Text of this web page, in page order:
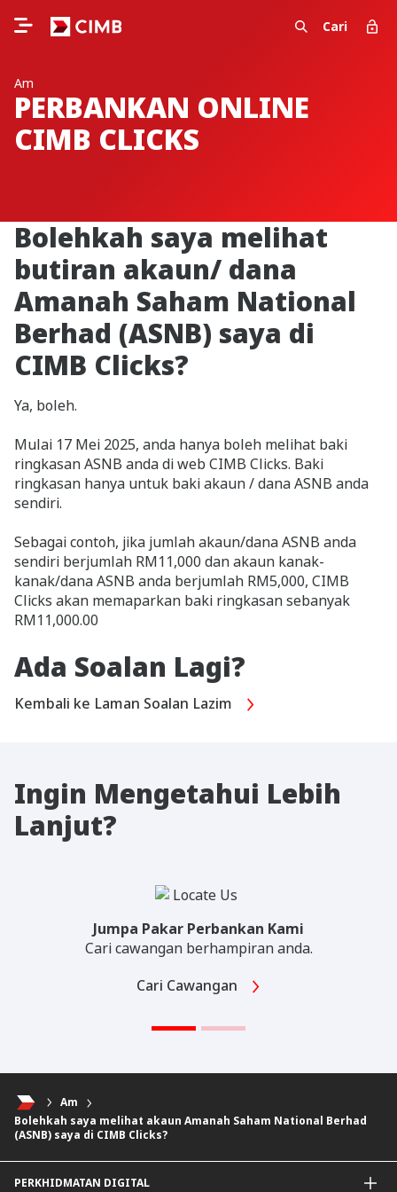
Cari
Am
PERBANKAN ONLINE
CIMB CLICKS
Bolehkah saya melihat
butiran akaun/ dana
Amanah Saham National
Berhad (ASNB) saya di
CIMB Clicks?
Ya, boleh.
Mulai 17 Mei 2025, anda hanya boleh melihat baki
ringkasan ASNB anda di web CIMB Clicks. Baki
ringkasan hanya untuk baki akaun / dana ASNB anda
sendiri.
Sebagai contoh, jika jumlah akaun/dana ASNB anda
sendiri berjumlah RM11,000 dan akaun kanak-
kanak/dana ASNB anda berjumlah RM5,000, CIMB
Clicks akan memaparkan baki ringkasan sebanyak
RM11,000.00
Ada Soalan Lagi?
Kembali ke Laman Soalan Lazim
Ingin Mengetahui Lebih
Lanjut?
Jumpa Pakar Perbankan Kami
Cari cawangan berhampiran anda.
Cari Cawangan
Am
Bolehkah saya melihat akaun Amanah Saham National Berhad
(ASNB) saya di CIMB Clicks?
PERKHIDMATAN DIGITAL